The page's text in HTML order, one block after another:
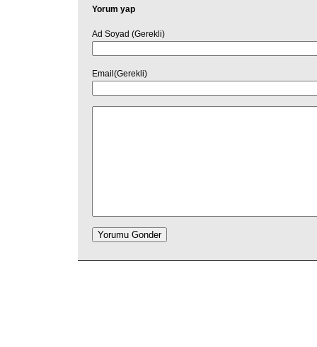
Yorum yap
Ad Soyad (Gerekli)
Email(Gerekli)